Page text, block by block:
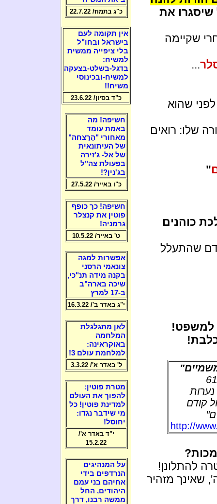
את
שקיימה
...
שהוא
שלו: רואים
"
כוהנים
שהתעלל
למשפט!
כתב האישום שהוגש נגד הרב יעקב דויטש, בן 61
קודם
http://
להתלונן!
שאינך מזהיר
כ"ג בתמוז/ 22.7.22
אין תקומה לעם
בישראל ובחו"ל
בלי ציפייה ממשית
למשיח:
בדגל-בשלט-בצעקה
למשיח-ובכינוסי
משיח!!
כ"ד בסיון/ 23.6.22
חשיפה! מה
באמת עומד
מאחורי "הֵרַצחה"
של העיתונאית
של אל- ג'זירה
בפעולת צה"ל
בג'נין?!
כ"ו באייר/ 27.5.22
חשיפה! כך כופף
פוטין את קנצלר
גרמניה!
ט' באייר/ 10.5.22
אפשרות למגה
צונאמי הרסני
בקנה מידה תנ"כי,
שיכה בארה"ב
ב-17 למרץ
י"ג באדר ב'/ 16.3.22
לאן מתגלגלת
המלחמה
באוקראינה:
למלחמת עולם 3!
ל' באדר א'/ 3.3.22
מטרת פוטין:
להפוך את העולם
למדינת פוטין! כל
מי שידבר נגדו:
יחוסל!
י"ד באדר א'/
15.2.22
על המנהיגים
הנרדפים בידי
אחיהם בני עמם
היהודים, החל
ממשה רבנו, דרך